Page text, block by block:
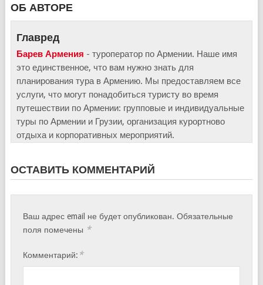
ОБ АВТОРЕ
Главред
Барев Армения - туроператор по Армении. Наше имя
это единственное, что вам нужно знать для
планирования тура в Армению. Мы предоставляем все
услуги, что могут понадобиться туристу во время
путешествии по Армении: групповые и индивидуальные
туры по Армении и Грузии, организация курортново
отдыха и корпоративных мероприятий.
ОСТАВИТЬ КОММЕНТАРИЙ
Ваш адрес email не будет опубликован. Обязательные
поля помечены *
Комментарий: *